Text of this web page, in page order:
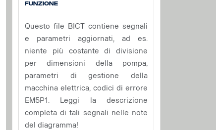
Funzione
Questo file BICT contiene segnali
e parametri aggiornati, ad es.
niente più costante di divisione
per dimensioni della pompa,
parametri di gestione della
macchina elettrica, codici di errore
EM5P1. Leggi la descrizione
completa di tali segnali nelle note
del diagramma!